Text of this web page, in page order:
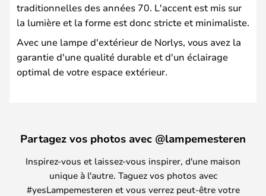
traditionnelles des années 70. L'accent est mis sur
la lumière et la forme est donc stricte et minimaliste.
Avec une lampe d'extérieur de Norlys, vous avez la
garantie d'une qualité durable et d'un éclairage
optimal de votre espace extérieur.
Partagez vos photos avec @lampemesteren
Inspirez-vous et laissez-vous inspirer, d'une maison
unique à l'autre. Taguez vos photos avec
#yesLampemesteren et vous verrez peut-être votre